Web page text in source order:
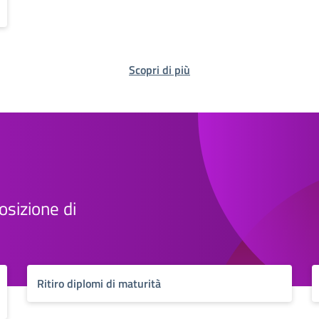
Scopri di più
di
Ritiro diplomi di maturità